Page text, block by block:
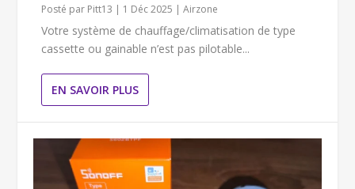
Posté par Pitt13 | 1 Déc 2025 |Airzone
Votre système de chauffage/climatisation de type
cassette ou gainable n’est pas pilotable...
EN SAVOIR PLUS